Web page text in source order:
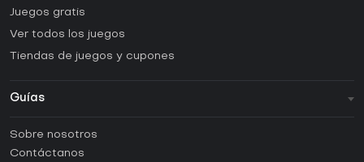
Juegos gratis
Ver todos los juegos
Tiendas de juegos y cupones
Guías
Guías y tutoriales
Sobre nosotros
Contáctanos